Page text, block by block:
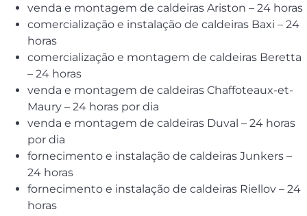
venda e montagem de caldeiras Ariston – 24 horas
comercialização e instalação de caldeiras Baxi – 24
horas
comercialização e montagem de caldeiras Beretta
– 24 horas
venda e montagem de caldeiras Chaffoteaux-et-
Maury – 24 horas por dia
venda e montagem de caldeiras Duval – 24 horas
por dia
fornecimento e instalação de caldeiras Junkers –
24 horas
fornecimento e instalação de caldeiras Riellov – 24
horas